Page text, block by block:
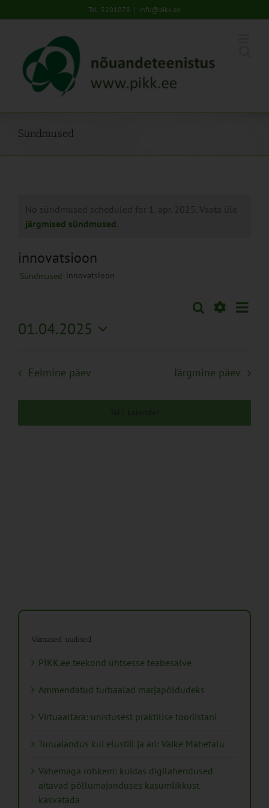
to
Tel: 5201078 | info@pikk.ee
Sündmused
No sündmused scheduled for 1. apr. 2025. Vaata üle
järgmised sündmused
innovatsioon
Sündmused innovatsioon
Sündmused
Navigation
Otsi Päev
01.04.2025
Eelmine päev Järgmine päev
Viimased uudised
PIKK.ee teekond ühtsesse teabesalve
Ammendatud turbaalad marjapõldudeks
Virtuaaltara: unistusest praktilise tööriistani
Turuaiandus kui elustiil ja äri: Väike Mahetalu
Vähemaga rohkem: kuidas digilahendused
aitavad põllumajanduses kasumlikkust
kasvatada